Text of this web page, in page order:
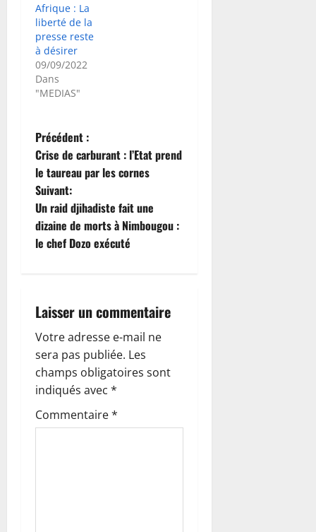
Afrique : La
liberté de la
presse reste
à désirer
09/09/2022
Dans
"MEDIAS"
N
a
v
i
t
i
o
n
d
Précédent :
Crise de carburant : l’Etat prend
le taureau par les cornes
Suivant:
Un raid djihadiste fait une
dizaine de morts à Nimbougou :
le chef Dozo exécuté
Laisser un commentaire
Votre adresse e-mail ne
sera pas publiée. Les
champs obligatoires sont
indiqués avec *
Commentaire*